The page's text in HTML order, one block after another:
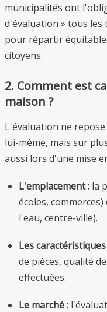
municipalités ont
d'évaluation » tous les
pour répartir
citoyens.
2. Comment est
maison ?
L'évaluation ne
lui-même, mais sur
aussi lors d'une mise
L'emplacement : la
écoles,
l'eau, centre-ville).
Les
de pièces, qualité
effectuées.
Le marché :